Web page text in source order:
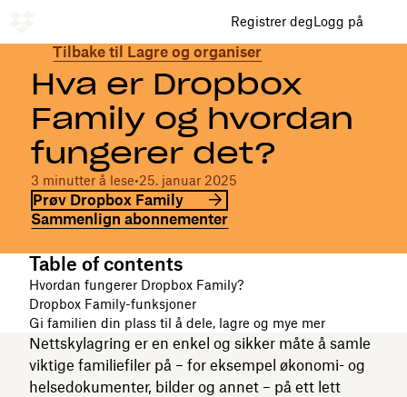
Registrer degLogg på
Tilbake til Lagre og organiser
Hva er Dropbox
Family og hvordan
fungerer det?
3 minutter å lese•25. januar 2025
Prøv Dropbox Family
Sammenlign abonnementer
Table of contents
Hvordan fungerer Dropbox Family?
Dropbox Family-funksjoner
Gi familien din plass til å dele, lagre og mye mer
Nettskylagring er en enkel og sikker måte å samle
viktige familiefiler på – for eksempel økonomi- og
helsedokumenter, bilder og annet – på ett lett